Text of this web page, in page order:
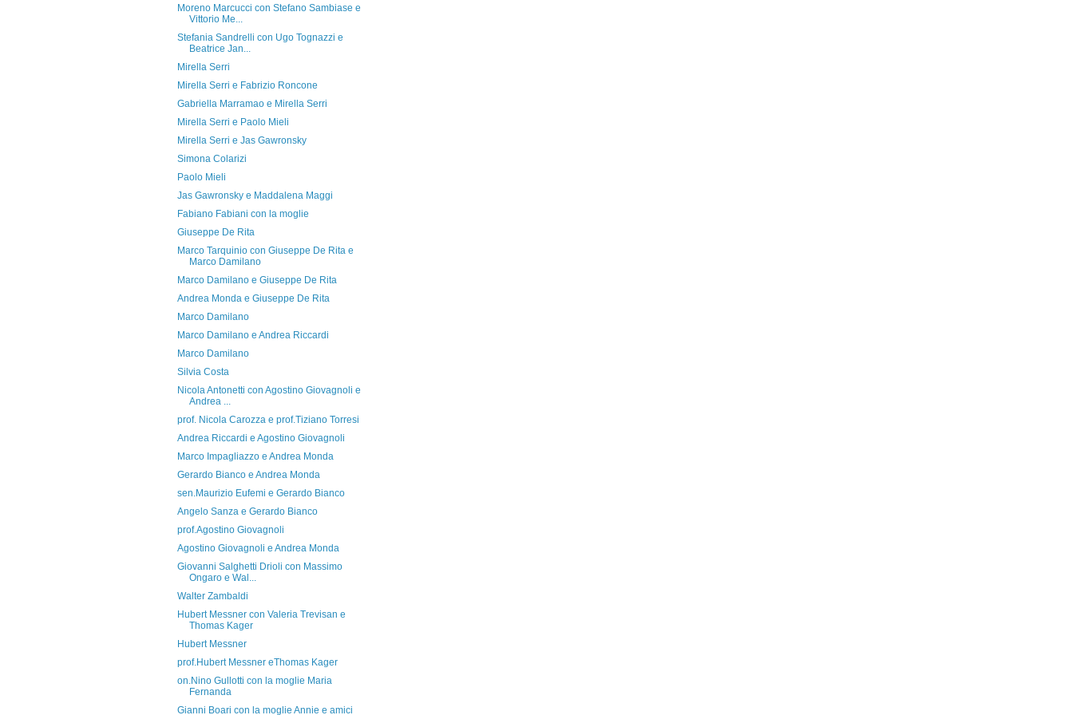
Moreno Marcucci con Stefano Sambiase e
Vittorio Me...
Stefania Sandrelli con Ugo Tognazzi e
Beatrice Jan...
Mirella Serri
Mirella Serri e Fabrizio Roncone
Gabriella Marramao e Mirella Serri
Mirella Serri e Paolo Mieli
Mirella Serri e Jas Gawronsky
Simona Colarizi
Paolo Mieli
Jas Gawronsky e Maddalena Maggi
Fabiano Fabiani con la moglie
Giuseppe De Rita
Marco Tarquinio con Giuseppe De Rita e
Marco Damilano
Marco Damilano e Giuseppe De Rita
Andrea Monda e Giuseppe De Rita
Marco Damilano
Marco Damilano e Andrea Riccardi
Marco Damilano
Silvia Costa
Nicola Antonetti con Agostino Giovagnoli e
Andrea ...
prof. Nicola Carozza e prof.Tiziano Torresi
Andrea Riccardi e Agostino Giovagnoli
Marco Impagliazzo e Andrea Monda
Gerardo Bianco e Andrea Monda
sen.Maurizio Eufemi e Gerardo Bianco
Angelo Sanza e Gerardo Bianco
prof.Agostino Giovagnoli
Agostino Giovagnoli e Andrea Monda
Giovanni Salghetti Drioli con Massimo
Ongaro e Wal...
Walter Zambaldi
Hubert Messner con Valeria Trevisan e
Thomas Kager
Hubert Messner
prof.Hubert Messner eThomas Kager
on.Nino Gullotti con la moglie Maria
Fernanda
Gianni Boari con la moglie Annie e amici